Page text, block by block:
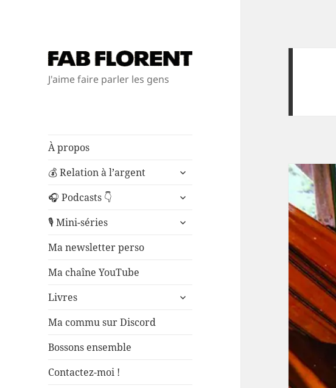
J'aime faire parler les gens
À propos
💰 Relation à l’argent
ouvrir
sous-
🎧 Podcasts 👇
ouvrir
sous-
🎙️ Mini-séries
ouvrir
Ma newsletter perso
Ma chaîne YouTube
Livres
ouvrir
Ma commu sur Discord
Bossons ensemble
Contactez-moi !